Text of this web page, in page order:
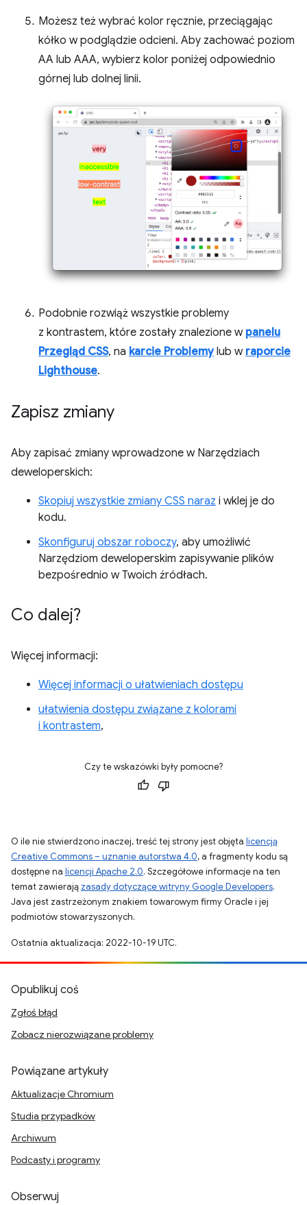
Możesz też wybrać kolor ręcznie, przeciągając
kółko w podglądzie odcieni. Aby zachować poziom
AA lub AAA, wybierz kolor poniżej odpowiednio
górnej lub dolnej linii.
Podobnie rozwiąż wszystkie problemy
z kontrastem, które zostały znalezione w panelu
Przegląd CSS, na karcie Problemylub w raporcie
Lighthouse.
Zapisz zmiany
Aby zapisać zmiany wprowadzone w Narzędziach
deweloperskich:
Skopiuj wszystkie zmiany CSS naraz i wklej je do
kodu.
Skonfiguruj obszar roboczy, aby umożliwić
Narzędziom deweloperskim zapisywanie plików
bezpośrednio w Twoich źródłach.
Co dalej?
Więcej informacji:
Więcej informacji o ułatwieniach dostępu
ułatwienia dostępu związane z kolorami
i kontrastem,
Czy te wskazówki były pomocne?
O ile nie stwierdzono inaczej, treść tej strony jest objęta licencją
Creative Commons – uznanie autorstwa 4.0, a fragmenty kodu są
dostępne na licencji Apache 2.0. Szczegółowe informacje na ten
temat zawierają zasady dotyczące witryny Google Developers.
Java jest zastrzeżonym znakiem towarowym firmy Oracle i jej
podmiotów stowarzyszonych.
Ostatnia aktualizacja: 2022-10-19 UTC.
Opublikuj coś
Zgłoś błąd
Zobacz nierozwiązane problemy
Powiązane artykuły
Aktualizacje Chromium
Studia przypadków
Archiwum
Podcasty i programy
Obserwuj